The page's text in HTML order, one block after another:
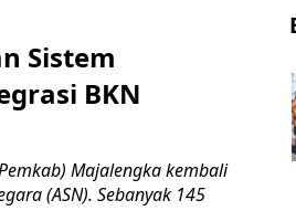
Sistem
BKN
Majalengka kembali
(ASN). Sebanyak 145